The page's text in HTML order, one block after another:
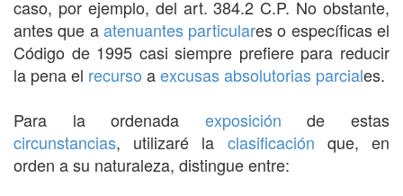
caso, por ejemplo, del art. 384.2 C.P. No obstante,
antes que aatenuantes particulares o específicas el
Código de 1995 casi siempre prefiere para reducir
la pena el recurso aexcusas absolutorias parciales.
Para la ordenada exposición de estas
circunstancias, utilizaré la clasificación que, en
orden a su naturaleza, distingue entre: